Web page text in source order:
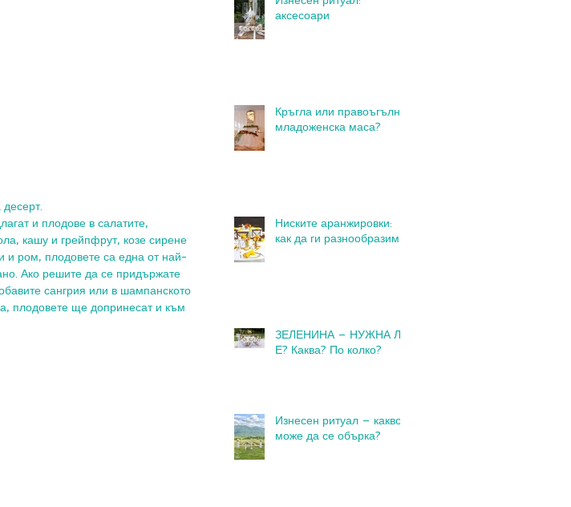
и плодове в салатите,
кашу и грейпфрут, козе сирене
и ром, плодовете са една от най-
Ако решите да се придържате
сангрия или в шампанското
плодовете ще допринесат и към
аксесоари
Кръгла или правоъгълна
младоженска маса?
Ниските аранжировки:
как да ги разнообразим
ЗЕЛЕНИНА – НУЖНА ЛИ
Е? Каква? По колко?
Изнесен ритуал – какво
може да се обърка?